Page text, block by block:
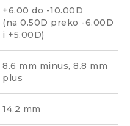
+6.00 do -10.00D
(na 0.50D preko -6.00D
i +5.00D)
8.6 mm minus, 8.8 mm
plus
14.2 mm